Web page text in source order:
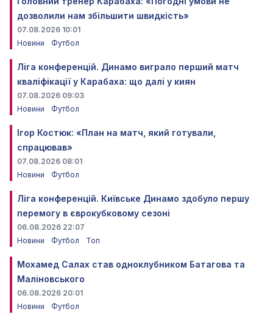
дозволили нам збільшити швидкість»
07.08.2026 10:01
Новини
Футбол
Ліга конференцій. Динамо виграло перший матч
кваліфікації у Карабаха: що далі у киян
07.08.2026 09:03
Новини
Футбол
Ігор Костюк: «План на матч, який готували,
спрацював»
07.08.2026 08:01
Новини
Футбол
Ліга конференцій. Київське Динамо здобуло першу
перемогу в єврокубковому сезоні
06.08.2026 22:07
Новини
Футбол Топ
Мохамед Салах став одноклубником Батагова та
Маліновського
06.08.2026 20:01
Новини
Футбол